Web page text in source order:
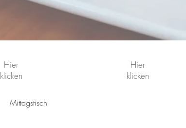
Mittagstisch
Hier
klicken
Hier
klicken